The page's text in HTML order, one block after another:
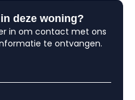
deze woning?
in om contact met ons
te ontvangen.